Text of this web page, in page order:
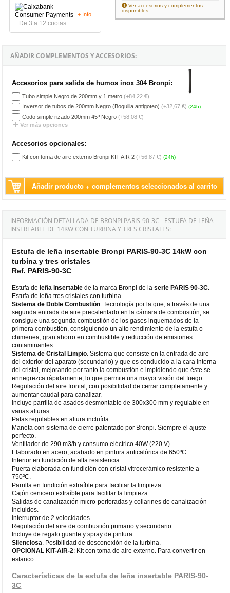
De 3 a 12 cuotas
+ Info
Ver accesorios y complementos
disponibles
AÑADIR COMPLEMENTOS Y ACCESORIOS:
Accesorios para salida de humos inox 304 Bronpi:
Tubo simple Negro de 200mm y 1 metro (+84,22 €)
Inversor de tubos de 200mm Negro (Boquilla antigoteo) (+32,67 €) (24h)
Codo simple rizado 200mm 45º Negro (+58,08 €)
Ver más opciones
Accesorios opcionales:
Kit con toma de aire externo Bronpi KIT AIR 2 (+56,87 €) (24h)
Añadir producto + complementos seleccionados al carrito
INFORMACIÓN DETALLADA DE BRONPI PARIS-90-3C - ESTUFA DE LEÑA
INSERTABLE DE 14KW CON TURBINA Y TRES CRISTALES:
Estufa de leña insertable Bronpi PARIS-90-3C 14kW con
turbina y tres cristales
Ref. PARIS-90-3C
Estufa deleña insertable de la marca Bronpi de laserie PARIS 90-3C.
Estufa de leña tres cristales con turbina.
Sistema de Doble Combustión . Tecnología por la que, a través de una
segunda entrada de aire precalentado en la cámara de combustión, se
consigue una segunda combustión de los gases inquemados de la
primera combustión, consiguiendo un alto rendimiento de la estufa o
chimenea, gran ahorro en combustible y reducción de emisiones
contaminantes.
Sistema de Cristal Limpio . Sistema que consiste en la entrada de aire
del exterior del aparato (secundario) y que es conducido a la cara interna
del cristal, mejorando por tanto la combustión e impidiendo que éste se
ennegrezca rápidamente, lo que permite una mayor visión del fuego.
Regulación del aire frontal, con posibilidad de cerrar completamente y
aumentar caudal para canalizar.
Incluye parrilla de asados desmontable de 300x300 mm y regulable en
varias alturas.
Patas regulables en altura incluída.
Maneta con sistema de cierre patentado por Bronpi. Siempre el ajuste
perfecto.
Ventilador de 290 m3/h y consumo eléctrico 40W (220 V).
Elaborado en acero, acabado en pintura anticalórica de 650ºC.
Interior en fundición de alta resistencia.
Puerta elaborada en fundición con cristal vitrocerámico resistente a
750ºC.
Parrilla en fundición extraíble para facilitar la limpieza.
Cajón cenicero extraíble para facilitar la limpieza.
Salidas de canalización micro-perforadas y collarines de canalización
incluidos.
Interruptor de 2 velocidades.
Regulación del aire de combustión primario y secundario.
Incluye de regalo guante y spray de pintura.
Silenciosa . Posibilidad de desconexión de la turbina.
OPCIONAL KIT-AIR-2: Kit con toma de aire externo. Para convertir en
estanco.
Características de la estufa de leña insertable PARIS-90-
3C